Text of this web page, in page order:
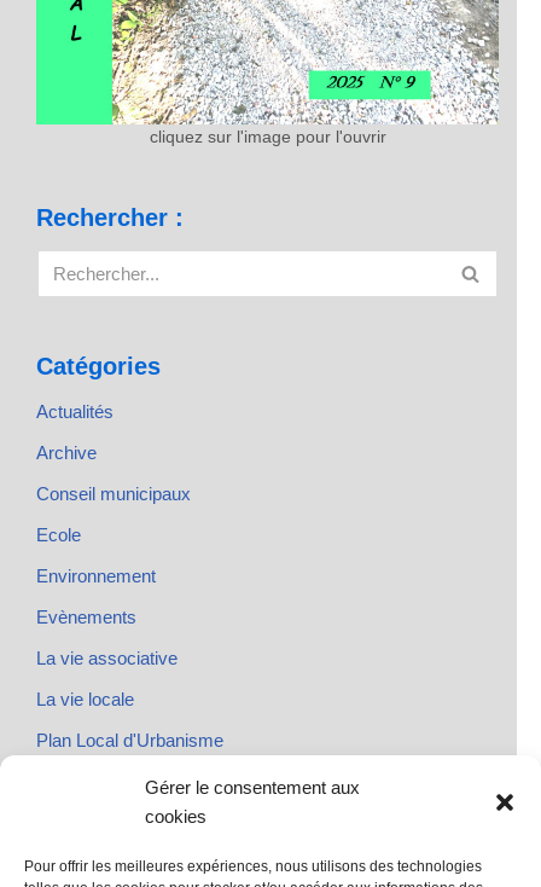
Gérer le consentement aux
cookies
Pour offrir les meilleures expériences, nous utilisons des technologies
cliquez sur l'image pour l'ouvrir
Rechercher :
Catégories
Actualités
Archive
Conseil municipaux
Ecole
Environnement
Evènements
La vie associative
La vie locale
Plan Local d'Urbanisme